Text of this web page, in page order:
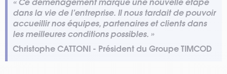
dans la vie de l’entreprise. Il nous tardait de pouvoir
accueillir nos équipes, partenaires et clients dans
les meilleures conditions possibles. »
Christophe CATTONI - Président du Groupe TIMCOD